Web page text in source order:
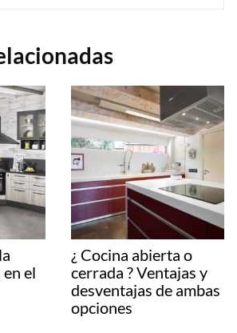
el
¿ Cocina abierta o
cerrada ? Ventajas y
desventajas de ambas
opciones